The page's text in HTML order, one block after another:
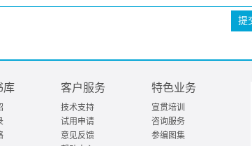
提
库 客户服务
技术支持
试用申请
意见反馈
特色业务
宣贯培训
咨询服务
参编图集